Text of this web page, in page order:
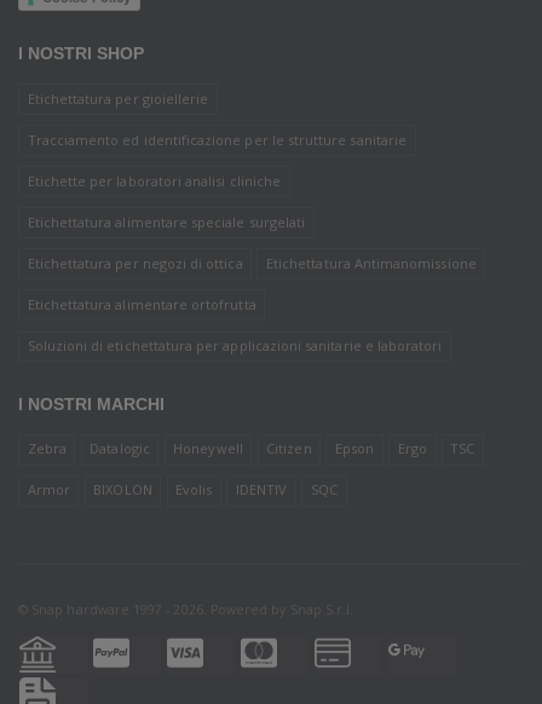
I NOSTRI SHOP
Etichettatura per gioiellerie
Tracciamento ed identificazione per le strutture sanitarie
Etichette per laboratori analisi cliniche
Etichettatura alimentare speciale surgelati
Etichettatura per negozi di ottica Etichettatura Antimanomissione
Etichettatura alimentare ortofrutta
Soluzioni di etichettatura per applicazioni sanitarie e laboratori
I NOSTRI MARCHI
Zebra Datalogic Honeywell Citizen Epson Ergo TSC
Armor BIXOLON Evolis IDENTIV SQC
© Snap hardware 1997 - 2026. Powered by Snap S.r.l.